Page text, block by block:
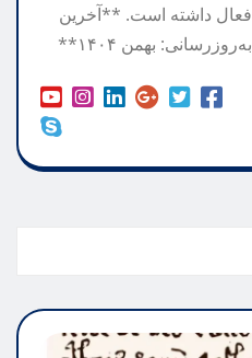
فعال داشته است. **آخرین
به‌روزرسانی: بهمن ۱۴۰۴**